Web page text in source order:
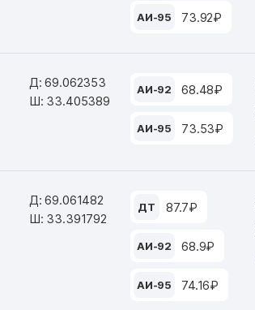
АИ-95 73.92₽
Д: 69.062353
Ш: 33.405389
АИ-92 68.48₽
АИ-95 73.53₽
Д: 69.061482
Ш: 33.391792
ДТ 87.7₽
АИ-92 68.9₽
АИ-95 74.16₽